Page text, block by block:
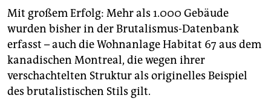
Mit großem Erfolg: Mehr als 1.000 Gebäude
wurden bisher in der Brutalismus-Datenbank
erfasst – auch die Wohnanlage Habitat 67 aus dem
kanadischen Montreal, die wegen ihrer
verschachtelten Struktur als originelles Beispiel
des brutalistischen Stils gilt.